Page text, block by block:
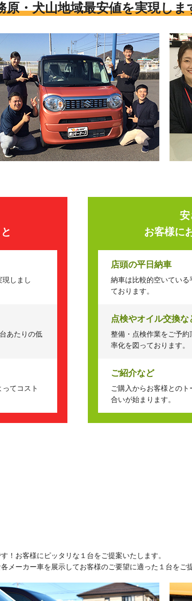
原・犬山地域最安値を実現しま
しまし
あたりの低
てコスト
安
お客様に
店頭の平日納車
納車は比較的空いてい
ております。
点検やオイル交換
整備・点検作業をご予
率化を図っております。
ご紹介など
ご購入からお客様との
合いが始まります。
！お客様にピッタリな１台をご提案いたします。
メーカー車を展示してお客様のご要望に適った１台をご